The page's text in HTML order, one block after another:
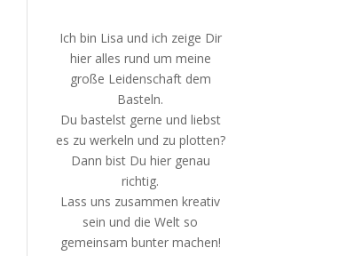
Ich bin Lisa und ich zeige Dir
hier alles rund um meine
große Leidenschaft dem
Basteln.
Du bastelst gerne und liebst
es zu werkeln und zu plotten?
Dann bist Du hier genau
richtig.
Lass uns zusammen kreativ
sein und die Welt so
gemeinsam bunter machen!